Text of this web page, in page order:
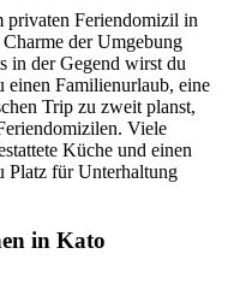
privaten Feriendomizil in
der Umgebung
in der Gegend wirst du
einen Familienurlaub, eine
Trip zu zweit planst,
Viele
Küche und einen
Platz für Unterhaltung
in Kato